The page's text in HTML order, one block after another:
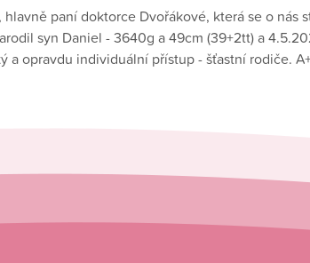
paní doktorce Dvořákové, která se o nás
syn Daniel - 3640g a 49cm (39+2tt) a
opravdu individuální přístup - šťastní rodiče.